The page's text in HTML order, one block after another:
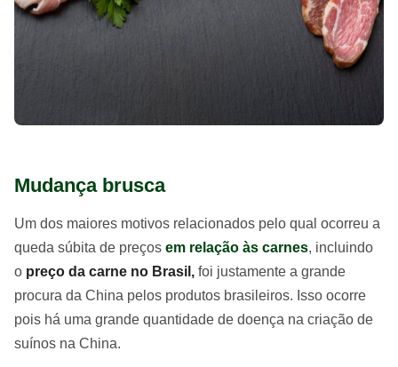
Mudança brusca
Um dos maiores motivos relacionados pelo qual ocorreu a
queda súbita de preços em relação às carnes, incluindo
o preço da carne no Brasil, foi justamente a grande
procura da China pelos produtos brasileiros. Isso ocorre
pois há uma grande quantidade de doença na criação de
suínos na China.